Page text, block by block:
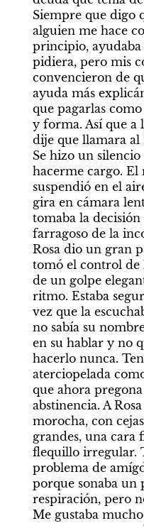
Siempre que digo
alguien me hace
principio, ayudaba
pidiera, pero mis
convencieron de
ayuda más
que pagarlas
y forma. Así que a
dije que llamara
Se hizo un
hacerme cargo. El
suspendió en el
gira en cámara
tomaba la
farragoso de la
Rosa dio un gran
tomó el control de
de un golpe
ritmo. Estaba
vez que la
no sabía su
en su hablar y no
hacerlo nunca.
aterciopelada
que ahora
abstinencia. A
morocha, con
grandes, una cara
flequillo irregular.
problema de
porque sonaba un
respiración, pero
Me gustaba